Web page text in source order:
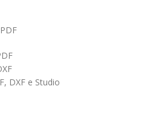
DXF e Studio